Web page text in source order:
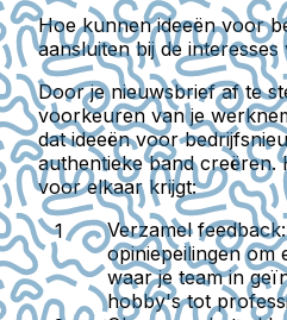
Hoe kunnen ideeën voor
aansluiten bij de interesses
Door je nieuwsbrief af te
voorkeuren van je
dat ideeën voor
authentieke band creëren.
voor elkaar krijgt:
Verzamel feedback
opiniepeilingen om
waar je team in
hobby's tot